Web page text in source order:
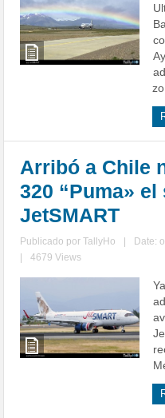
Arribó a Chile
320 “Puma»
JetSMART
Publicado porTallyHo Date:
4679 Views